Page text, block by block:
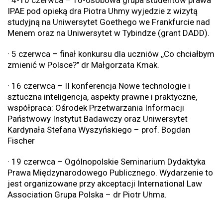
IPAE pod opieką dra Piotra Uhmy wyjedzie z wizytą
studyjną na Uniwersytet Goethego we Frankfurcie nad
Menem oraz na Uniwersytet w Tybindze (grant DADD).
· 5 czerwca – finał konkursu dla uczniów ,,Co chciałbym
zmienić w Polsce?’’ dr Małgorzata Kmak.
· 16 czerwca – II konferencja Nowe technologie i
sztuczna inteligencja, aspekty prawne i praktyczne,
współpraca: Ośrodek Przetwarzania Informacji
Państwowy Instytut Badawczy oraz Uniwersytet
Kardynała Stefana Wyszyńskiego – prof. Bogdan
Fischer
· 19 czerwca – Ogólnopolskie Seminarium Dydaktyka
Prawa Międzynarodowego Publicznego. Wydarzenie to
jest organizowane przy akceptacji International Law
Association Grupa Polska – dr Piotr Uhma.